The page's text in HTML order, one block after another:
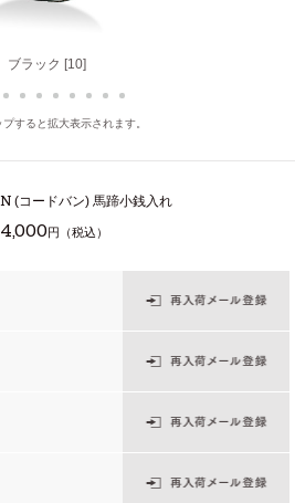
ブラック [10]
ヘーゼル [50]
すると拡大表示されます。
(コードバン) 馬蹄小銭入れ
円（税込）